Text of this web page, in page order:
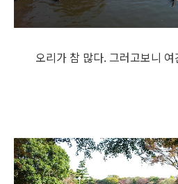
오리가 참 많다. 그러고보니